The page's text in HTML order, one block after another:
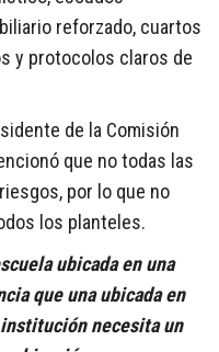
reforzado, cuartos
y protocolos claros de
de la Comisión
que no todas las
por lo que no
los planteles.
ubicada en una
que una ubicada en
necesita un